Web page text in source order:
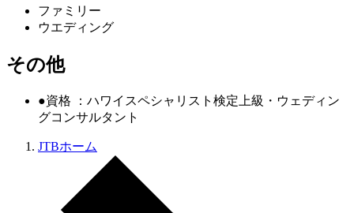
ファミリー
ウエディング
その他
●資格 ：ハワイスペシャリスト検定上級・ウェディン
グコンサルタント
JTBホーム